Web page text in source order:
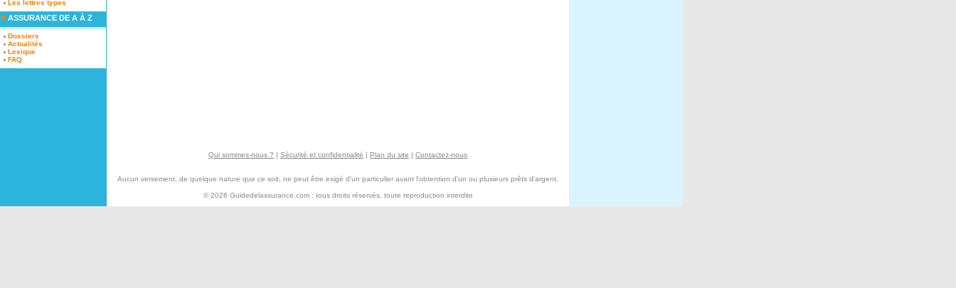
Les lettres types
ASSURANCE DE A À Z
Dossiers
Actualités
Lexique
FAQ
Qui sommes-nous ? | Sécurité et confidentialité | Plan du site | Contactez-nous
Aucun versement, de quelque nature que ce soit, ne peut être exigé d'un particulier avant l'obtention d'un ou plusieurs prêts d'argent.
© 2026 Guidedelassurance.com : tous droits réservés, toute reproduction interdite